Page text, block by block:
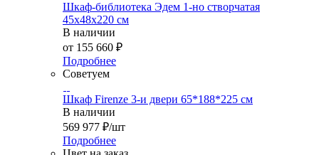
Шкаф-библиотека Эдем 1-но створчатая
45х48х220 см
В наличии
от 155 660 ₽
Подробнее
Советуем
Шкаф Firenze 3-и двери 65*188*225 см
В наличии
569 977 ₽/шт
Подробнее